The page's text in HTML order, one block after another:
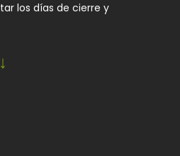
los días de cierre y